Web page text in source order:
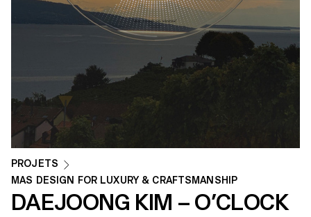
PROJETS
MAS DESIGN FOR LUXURY & CRAFTSMANSHIP
DAEJOONG KIM – O’CLOCK